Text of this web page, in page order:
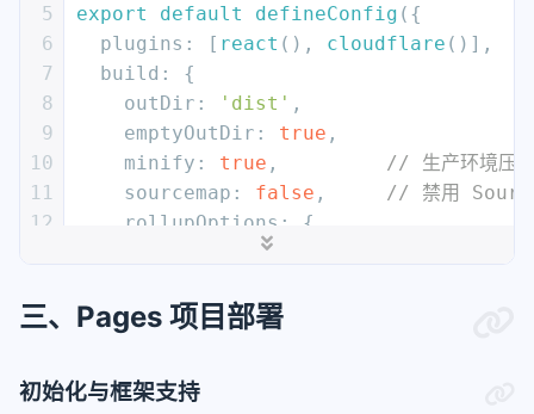
33
put (path,
expirationTtl
        });
response;
      }
return
"Not Found"
(err) {
new
};
5
6
7
8
9
10
11
12
15
18
export default defineConfig ({
plugins : [ react (), cloudflare ()],
build : {
outDir : 'dist' ,
emptyOutDir : true ,
minify : true ,
// 生产环境压
sourcemap : false ,
// 禁用
rollupOptions : {
      }
    }
resolve: {
三、Pages 项目部署
初始化与框架支持